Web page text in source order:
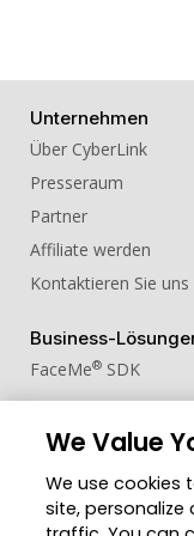
21. Sound
22. Sound
23. Sound
25. Sound
27. Sound
29. Sound
30. Sound
Unternehmen
Über CyberLink
Presseraum
Partner
Affiliate werden
Kontaktieren Sie uns
Business-
FaceMe® SDK
Community
Mitgliederbereich
We Value
We use cookies
site,